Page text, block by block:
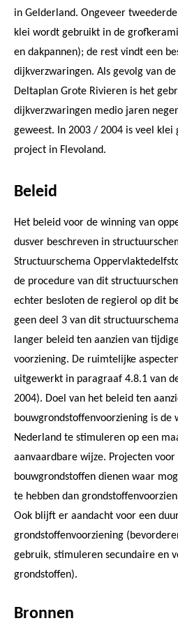
in Gelderland. Ongeveer
klei wordt gebruikt in de
en dakpannen); de rest vindt een
dijkverzwaringen. Als gevolg van
Deltaplan Grote Rivieren is het
dijkverzwaringen medio jaren
geweest. In 2003 / 2004 is veel klei
project in Flevoland.
Beleid
Het beleid voor de winning van
dusver beschreven in
Structuurschema
de procedure van dit
echter besloten de regierol op dit
geen deel 3 van dit
langer beleid ten aanzien van
voorziening. De ruimtelijke
uitgewerkt in paragraaf 4.8.1 van
2004). Doel van het beleid ten
bouwgrondstoffenvoorziening is de
Nederland te stimuleren op een
aanvaardbare wijze. Projecten
bouwgrondstoffen dienen waar
te hebben dan
Ook blijft er aandacht voor een
grondstoffenvoorziening
gebruik, stimuleren secundaire en
grondstoffen).
Bronnen